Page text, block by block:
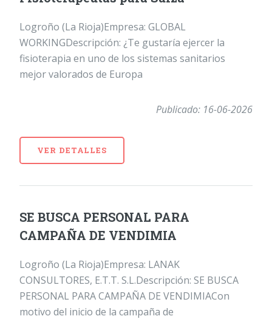
Logroño (La Rioja)Empresa: GLOBAL
WORKINGDescripción: ¿Te gustaría ejercer la
fisioterapia en uno de los sistemas sanitarios
mejor valorados de Europa
Publicado: 16-06-2026
VER DETALLES
SE BUSCA PERSONAL PARA
CAMPAÑA DE VENDIMIA
Logroño (La Rioja)Empresa: LANAK
CONSULTORES, E.T.T. S.L.Descripción: SE BUSCA
PERSONAL PARA CAMPAÑA DE VENDIMIACon
motivo del inicio de la campaña de